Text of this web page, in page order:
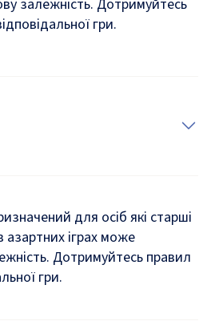
залежність. Дотримуйтесь
гри.
для осіб які старші
азартних іграх може
Дотримуйтесь правил
гри.